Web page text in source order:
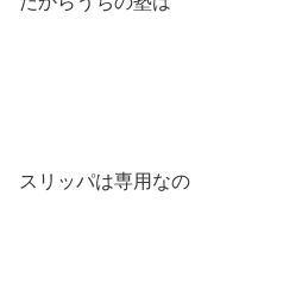
スリッパは専用なの